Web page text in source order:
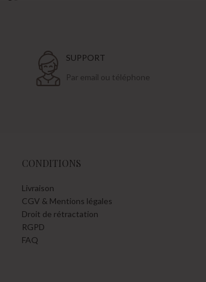
SUPPORT
Par email ou téléphone
CONDITIONS
Livraison
CGV & Mentions légales
Droit de rétractation
RGPD
FAQ